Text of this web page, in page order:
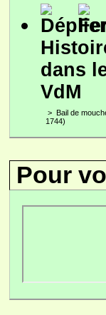
dans
VdM
> Bail de
1744)
Pour